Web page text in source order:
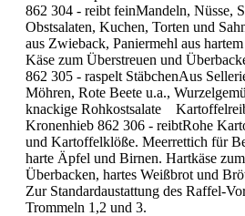
862 304 - reibt feinMandeln, Nüsse,
Obstsalaten, Kuchen, Torten und
aus Zwieback, Paniermehl aus
Käse zum Überstreuen und
862 305 - raspelt StäbchenAus
Möhren, Rote Beete u.a.,
knackige Rohkostsalate
Kronenhieb 862 306 - reibtRohe
und Kartoffelklöße. Meerrettich für
harte Äpfel und Birnen. Hartkäse
Überbacken, hartes Weißbrot und
Zur Standardaustattung des Raffel-
Trommeln 1,2 und 3.